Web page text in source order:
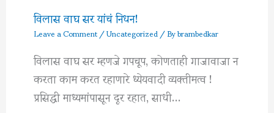
विलास वाघ सर यांचं निधन!
Leave a Comment/Uncategorized/ Bybrambedkar
विलास वाघ सर म्हणजे गपचूप, कोणताही गाजावाजा न
करता काम करत रहाणारे ध्येयवादी व्यक्तीमत्व !
प्रसिद्धी माध्यमांपासून दूर रहात, साधी…